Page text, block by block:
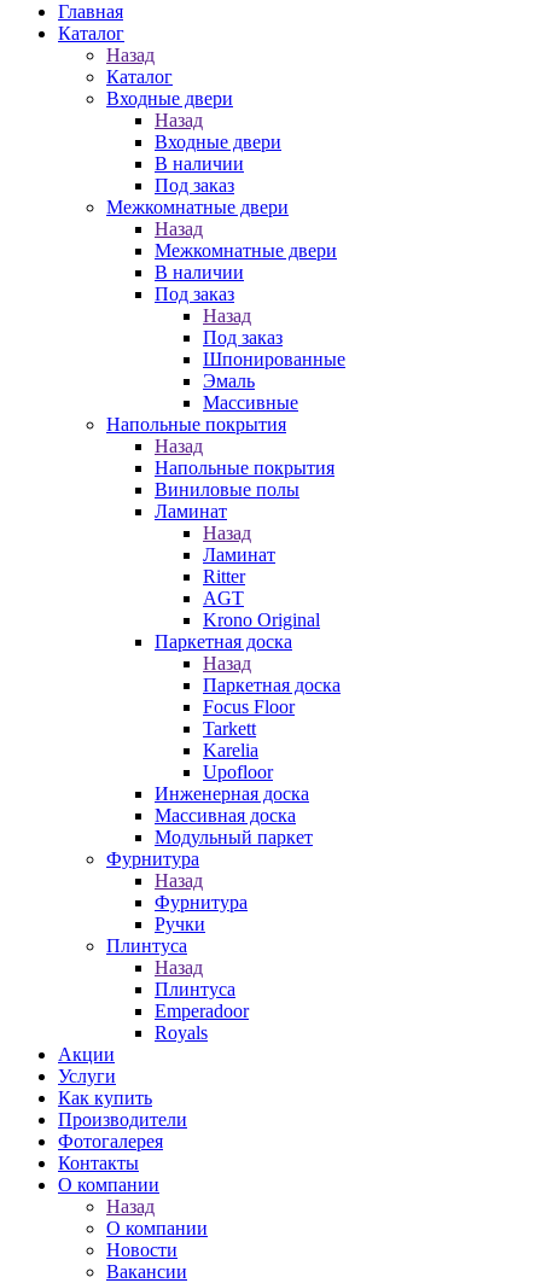
Главная
Каталог
Назад
Каталог
Входные двери
Назад
Входные двери
В наличии
Под заказ
Межкомнатные двери
Назад
Межкомнатные двери
В наличии
Под заказ
Назад
Под заказ
Шпонированные
Эмаль
Массивные
Напольные покрытия
Назад
Напольные покрытия
Виниловые полы
Ламинат
Назад
Ламинат
Ritter
AGT
Krono Original
Паркетная доска
Назад
Паркетная доска
Focus Floor
Tarkett
Karelia
Upofloor
Инженерная доска
Массивная доска
Модульный паркет
Фурнитура
Назад
Фурнитура
Ручки
Плинтуса
Назад
Плинтуса
Emperadoor
Royals
Акции
Услуги
Как купить
Производители
Фотогалерея
Контакты
О компании
Назад
О компании
Новости
Вакансии